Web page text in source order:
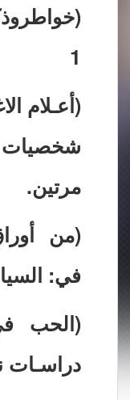
1
(أعـلام
مرتين.
(من
في:
(الحب
دراسـات